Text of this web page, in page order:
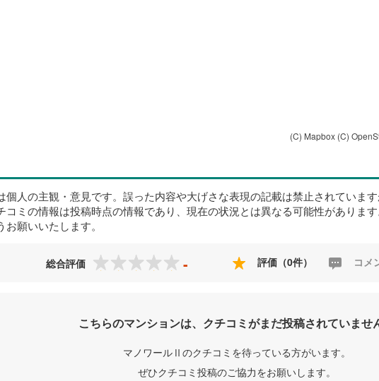
(C) Mapbox (C)
個人の主観・意見です。誤った内容や大げさな表現の記載は禁止されていま
コミの情報は投稿時点の情報であり、現在の状況とは異なる可能性がありま
願いいたします。
総合評価 - 評価（0件） コメ
こちらのマンションは、クチコミがまだ投稿されていませ
マノワールⅡのクチコミを待っている方がいます。
ぜひクチコミ投稿のご協力をお願いします。